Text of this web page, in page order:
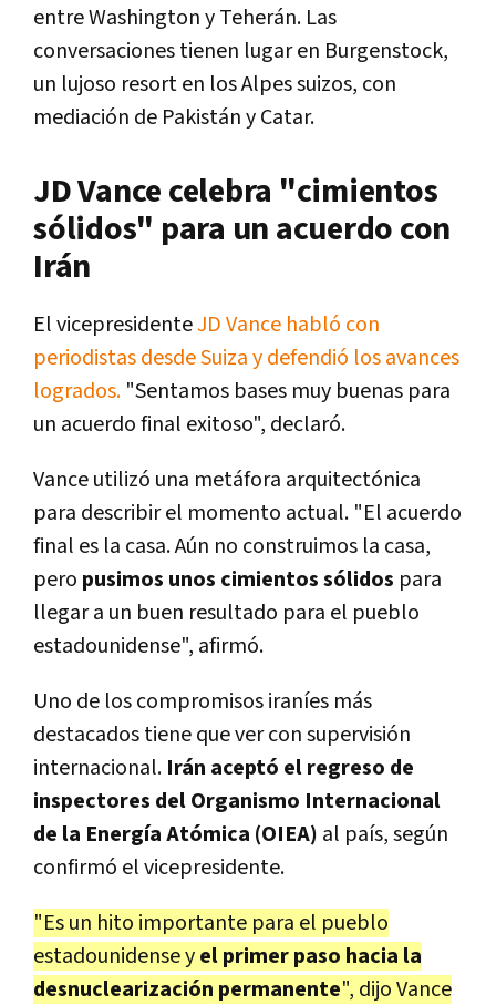
entre Washington y Teherán. Las
conversaciones tienen lugar en Burgenstock,
un lujoso resort en los Alpes suizos, con
mediación de Pakistán y Catar.
JD Vance celebra "cimientos
sólidos" para un acuerdo con
Irán
El vicepresidenteJD Vance habló con
periodistas desde Suiza y defendió los avances
logrados. "Sentamos bases muy buenas para
un acuerdo final exitoso", declaró.
Vance utilizó una metáfora arquitectónica
para describir el momento actual. "El acuerdo
final es la casa. Aún no construimos la casa,
pero pusimos unos cimientos sólidos para
llegar a un buen resultado para el pueblo
estadounidense", afirmó.
Uno de los compromisos iraníes más
destacados tiene que ver con supervisión
internacional. Irán aceptó el regreso de
inspectores del Organismo Internacional
de la Energía Atómica (OIEA) al país, según
confirmó el vicepresidente.
"Es un hito importante para el pueblo
estadounidense yel primer paso hacia la
desnuclearización permanente", dijo Vance